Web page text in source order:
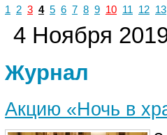
1
2 3 4 5 6 7 8 9 10 11 12 13
4 Ноября
Журнал
Акцию «Ночь в